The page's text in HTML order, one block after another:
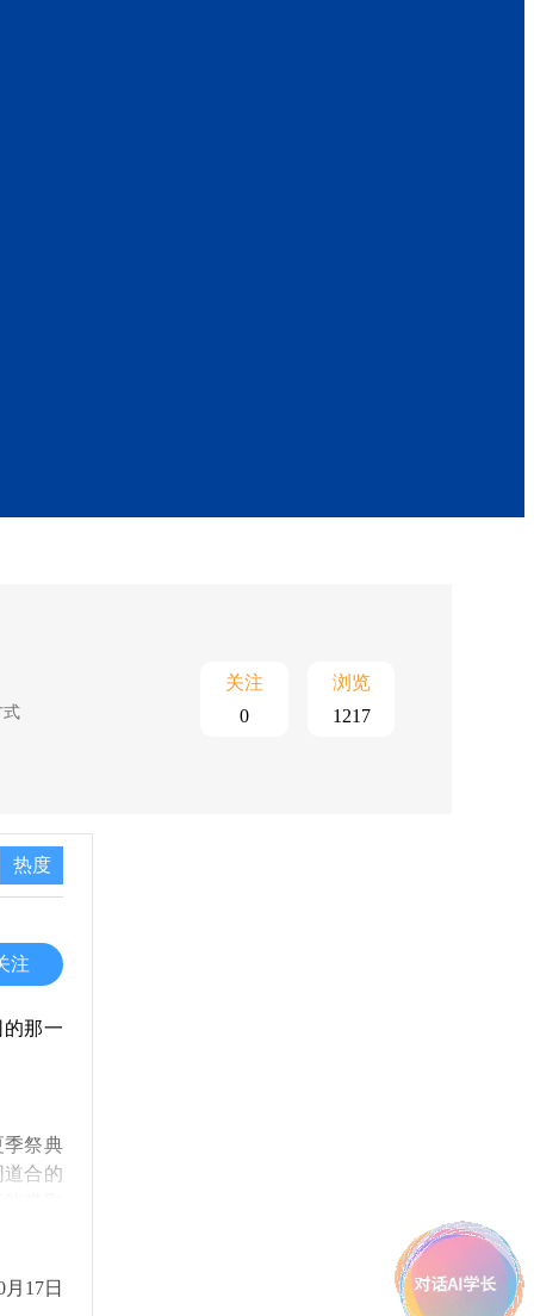
式
浏览
1217
关注
0
热度
注
那一
季祭典
道合的
17日